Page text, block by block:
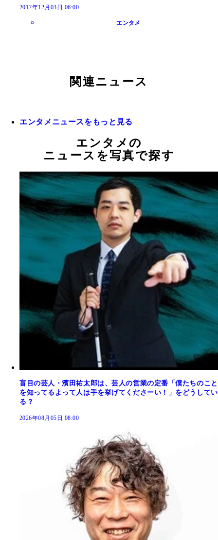
2017年12月03日 06:00
エンタメ
関連ニュース
エンタメニュースをもっと見る
エンタメの
ニュースを写真で探す
盲目の芸人・濱田祐太郎は、芸人の営業の定番「僕たちのこと
を知ってるよって人は手を挙げてくださーい！」をどうしてい
る？
2026年08月05日 08:00